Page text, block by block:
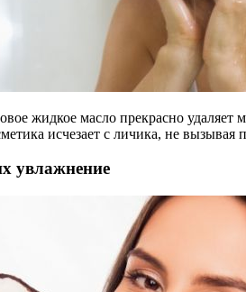
жидкое масло прекрасно удаляет
исчезает с личика, не
увлажнение